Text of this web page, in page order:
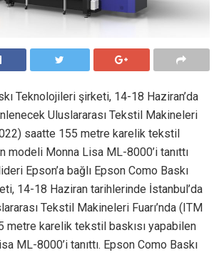
Teknolojileri şirketi, 14-18 Haziran’da
Uluslararası Tekstil Makineleri
saatte 155 metre karelik tekstil
modeli Monna Lisa ML-8000’i tanıttı
Epson’a bağlı Epson Como Baskı
14-18 Haziran tarihlerinde İstanbul’da
Tekstil Makineleri Fuarı’nda (ITM
metre karelik tekstil baskısı yapabilen
ML-8000’i tanıttı. Epson Como Baskı